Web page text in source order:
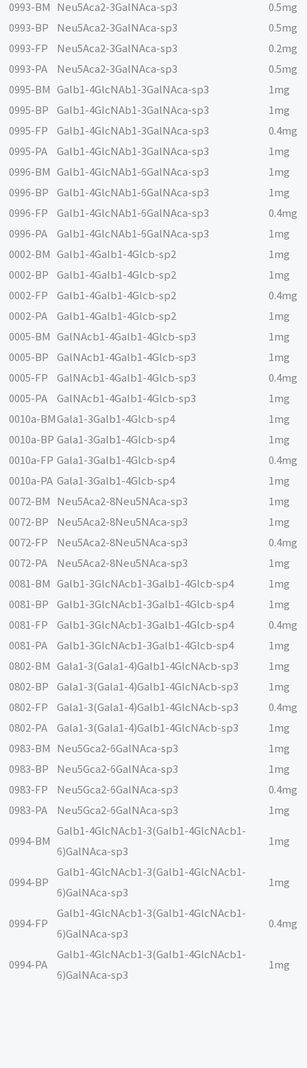
0993-BM
Neu5Aca2-3GalNAca-sp3
0.5mg
0993-BP
Neu5Aca2-3GalNAca-sp3
0.5mg
0993-FP
Neu5Aca2-3GalNAca-sp3
0.2mg
0993-PA
Neu5Aca2-3GalNAca-sp3
0.5mg
0995-BM
Galb1-4GlcNAb1-3GalNAca-sp3
1mg
0995-BP
Galb1-4GlcNAb1-3GalNAca-sp3
1mg
0995-FP
Galb1-4GlcNAb1-3GalNAca-sp3
0.4mg
0995-PA
Galb1-4GlcNAb1-3GalNAca-sp3
1mg
0996-BM
Galb1-4GlcNAb1-6GalNAca-sp3
1mg
0996-BP
Galb1-4GlcNAb1-6GalNAca-sp3
1mg
0996-FP
Galb1-4GlcNAb1-6GalNAca-sp3
0.4mg
0996-PA
Galb1-4GlcNAb1-6GalNAca-sp3
1mg
0002-BM
Galb1-4Galb1-4Glcb-sp2
1mg
0002-BP
Galb1-4Galb1-4Glcb-sp2
1mg
0002-FP
Galb1-4Galb1-4Glcb-sp2
0.4mg
0002-PA
Galb1-4Galb1-4Glcb-sp2
1mg
0005-BM
GalNAcb1-4Galb1-4Glcb-sp3
1mg
0005-BP
GalNAcb1-4Galb1-4Glcb-sp3
1mg
0005-FP
GalNAcb1-4Galb1-4Glcb-sp3
0.4mg
0005-PA
GalNAcb1-4Galb1-4Glcb-sp3
1mg
0010a-BM Gala1-3Galb1-4Glcb-sp4
1mg
0010a-BP Gala1-3Galb1-4Glcb-sp4
1mg
0010a-FP Gala1-3Galb1-4Glcb-sp4
0.4mg
0010a-PA Gala1-3Galb1-4Glcb-sp4
1mg
0072-BM
Neu5Aca2-8Neu5NAca-sp3
1mg
0072-BP
Neu5Aca2-8Neu5NAca-sp3
1mg
0072-FP
Neu5Aca2-8Neu5NAca-sp3
0.4mg
0072-PA
Neu5Aca2-8Neu5NAca-sp3
1mg
0081-BM
Galb1-3GlcNAcb1-3Galb1-4Glcb-sp4
1mg
0081-BP
Galb1-3GlcNAcb1-3Galb1-4Glcb-sp4
1mg
0081-FP
Galb1-3GlcNAcb1-3Galb1-4Glcb-sp4
0.4mg
0081-PA
Galb1-3GlcNAcb1-3Galb1-4Glcb-sp4
1mg
0802-BM
Gala1-3(Gala1-4)Galb1-4GlcNAcb-sp3
1mg
0802-BP
Gala1-3(Gala1-4)Galb1-4GlcNAcb-sp3
1mg
0802-FP
Gala1-3(Gala1-4)Galb1-4GlcNAcb-sp3
0.4mg
0802-PA
Gala1-3(Gala1-4)Galb1-4GlcNAcb-sp3
1mg
0983-BM
Neu5Gca2-6GalNAca-sp3
1mg
0983-BP
Neu5Gca2-6GalNAca-sp3
1mg
0983-FP
Neu5Gca2-6GalNAca-sp3
0.4mg
0983-PA
Neu5Gca2-6GalNAca-sp3 1mg
0994-BM
Galb1-4GlcNAcb1-3(Galb1-4GlcNAcb1-
6)GalNAca-sp3
1mg
0994-BP
Galb1-4GlcNAcb1-3(Galb1-4GlcNAcb1-
6)GalNAca-sp3
1mg
0994-FP
Galb1-4GlcNAcb1-3(Galb1-4GlcNAcb1-
6)GalNAca-sp3
0.4mg
0994-PA
Galb1-4GlcNAcb1-3(Galb1-4GlcNAcb1-
6)GalNAca-sp3
1mg